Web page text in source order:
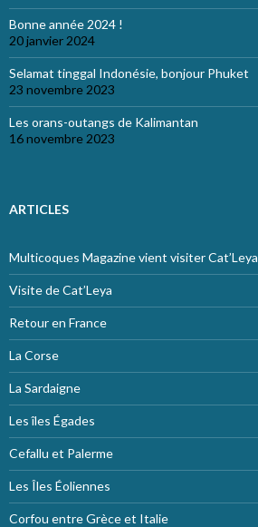
Bonne année 2024 !
20 janvier 2024
Selamat tinggal Indonésie, bonjour Phuket
23 novembre 2023
Les orans-outangs de Kalimantan
16 novembre 2023
ARTICLES
Multicoques Magazine vient visiter Cat’Leya
Visite de Cat’Leya
Retour en France
La Corse
La Sardaigne
Les îles Égades
Cefallu et Palerme
Les Îles Éoliennes
Corfou entre Grèce et Italie